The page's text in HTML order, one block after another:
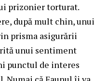
prizonier torturat.
după mult chin, unui
prisma asigurării
unui sentiment
punctul de interes